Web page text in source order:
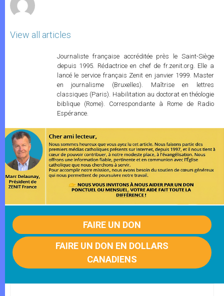
View all articles
Journaliste française accréditée près le Saint-Siège
depuis 1995. Rédactrice en chef de fr.zenit.org. Elle a
lancé le service français Zenit en janvier 1999. Master
en journalisme (Bruxelles). Maîtrise en lettres
classiques (Paris). Habilitation au doctorat en théologie
biblique (Rome). Correspondante à Rome de Radio
Espérance.
FAIRE UN DON
FAIRE UN DON EN DOLLARS
CANADIENS